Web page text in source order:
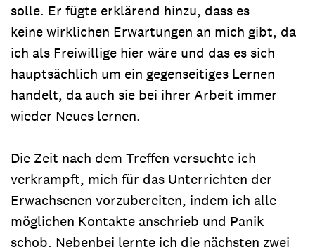
solle. Er fügte erklärend hinzu, dass es
keine wirklichen Erwartungen an mich gibt, da
ich als Freiwillige hier wäre und das es sich
hauptsächlich um ein gegenseitiges Lernen
handelt, da auch sie bei ihrer Arbeit immer
wieder Neues lernen.
Die Zeit nach dem Treffen versuchte ich
verkrampft, mich für das Unterrichten der
Erwachsenen vorzubereiten, indem ich alle
möglichen Kontakte anschrieb und Panik
schob. Nebenbei lernte ich die nächsten zwei